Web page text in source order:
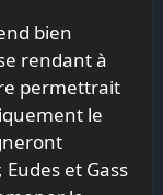
bien
rendant à
permettrait
le
Eudes et Gass